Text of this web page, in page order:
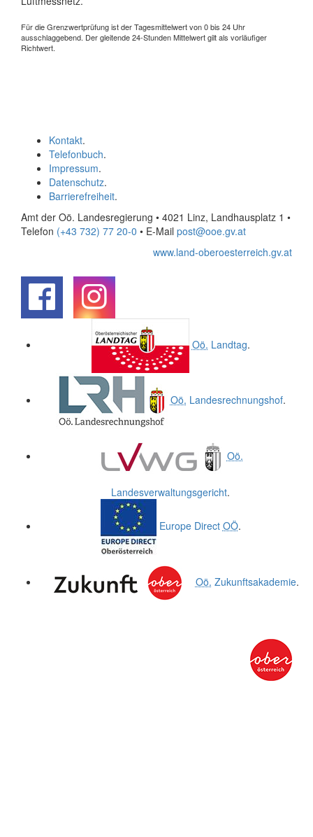
Für die Grenzwertprüfung ist der Tagesmittelwert von 0 bis 24 Uhr
ausschlaggebend. Der gleitende 24-Stunden Mittelwert gilt als vorläufiger
Richtwert.
Kontakt.
Telefonbuch.
Impressum.
Datenschutz.
Barrierefreiheit.
Amt der Oö. Landesregierung • 4021 Linz, Landhausplatz 1 •
Telefon (+43 732) 77 20-0 • E-Mail post@ooe.gv.at
www.land-oberoesterreich.gv.at
Oö. Landtag.
Oö. Landesrechnungshof.
Oö.
Landesverwaltungsgericht.
Europe Direct OÖ.
Oö. Zukunftsakademie.